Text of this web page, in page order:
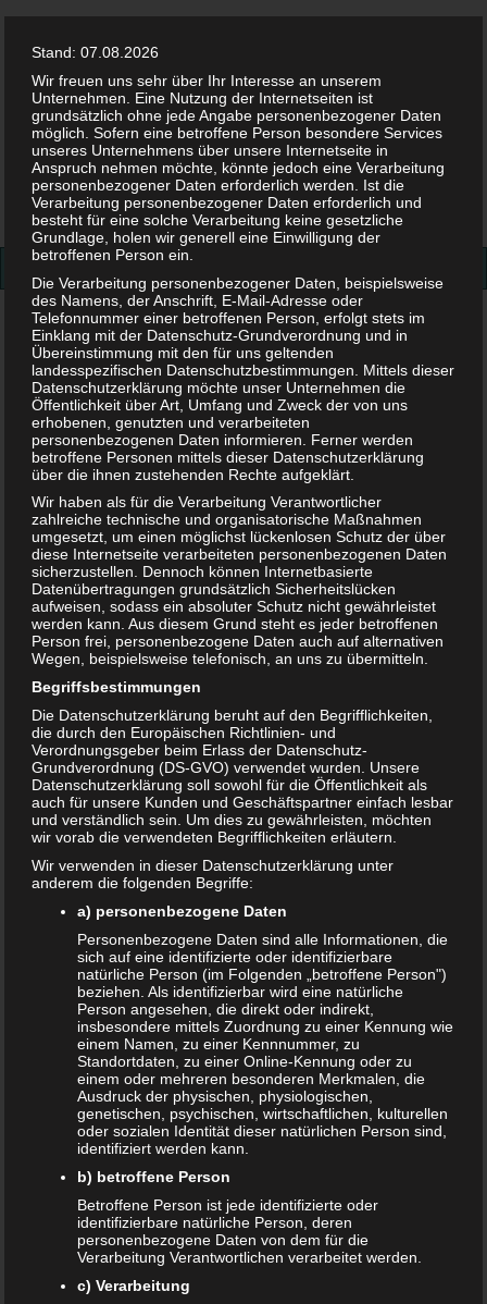
Facebook
Twitter
Suchen
nach:
Vollmacht Sorgerecht
Vollmacht Sorgerecht
24. JULI 2018
Vollmacht Sorgerecht
Bewertung:
Share Post Save
T
e
i
l
e
Redakteur:admin1
Auch interessant:
Beitragsnavigation
← Vollmacht Sorgerecht
Schreibe einen Kommentar
Deine E-Mail-Adresse wird nicht veröffentlicht.
Erforderliche Felder sind mit*markiert
Kommentar*
E-Mail-Adresse*
Stand: 07.08.2026
Wir freuen uns sehr über Ihr Interesse an unserem
Unternehmen. Eine Nutzung der Internetseiten ist
grundsätzlich ohne jede Angabe personenbezogener Daten
möglich. Sofern eine betroffene Person besondere Services
unseres Unternehmens über unsere Internetseite in
Anspruch nehmen möchte, könnte jedoch eine Verarbeitung
personenbezogener Daten erforderlich werden. Ist die
Verarbeitung personenbezogener Daten erforderlich und
besteht für eine solche Verarbeitung keine gesetzliche
Grundlage, holen wir generell eine Einwilligung der
betroffenen Person ein.
Die Verarbeitung personenbezogener Daten, beispielsweise
des Namens, der Anschrift, E-Mail-Adresse oder
Telefonnummer einer betroffenen Person, erfolgt stets im
Einklang mit der Datenschutz-Grundverordnung und in
Übereinstimmung mit den für uns geltenden
landesspezifischen Datenschutzbestimmungen. Mittels dieser
Datenschutzerklärung möchte unser Unternehmen die
Öffentlichkeit über Art, Umfang und Zweck der von uns
erhobenen, genutzten und verarbeiteten
personenbezogenen Daten informieren. Ferner werden
betroffene Personen mittels dieser Datenschutzerklärung
über die ihnen zustehenden Rechte aufgeklärt.
Wir haben als für die Verarbeitung Verantwortlicher
zahlreiche technische und organisatorische Maßnahmen
umgesetzt, um einen möglichst lückenlosen Schutz der über
diese Internetseite verarbeiteten personenbezogenen Daten
sicherzustellen. Dennoch können Internetbasierte
Datenübertragungen grundsätzlich Sicherheitslücken
aufweisen, sodass ein absoluter Schutz nicht gewährleistet
werden kann. Aus diesem Grund steht es jeder betroffenen
Person frei, personenbezogene Daten auch auf alternativen
Wegen, beispielsweise telefonisch, an uns zu übermitteln.
Begriffsbestimmungen
Die Datenschutzerklärung beruht auf den Begrifflichkeiten,
die durch den Europäischen Richtlinien- und
Verordnungsgeber beim Erlass der Datenschutz-
Grundverordnung (DS-GVO) verwendet wurden. Unsere
Datenschutzerklärung soll sowohl für die Öffentlichkeit als
auch für unsere Kunden und Geschäftspartner einfach lesbar
und verständlich sein. Um dies zu gewährleisten, möchten
wir vorab die verwendeten Begrifflichkeiten erläutern.
Wir verwenden in dieser Datenschutzerklärung unter
anderem die folgenden Begriffe:
a) personenbezogene Daten
Personenbezogene Daten sind alle Informationen, die
sich auf eine identifizierte oder identifizierbare
natürliche Person (im Folgenden „betroffene Person")
beziehen. Als identifizierbar wird eine natürliche
Person angesehen, die direkt oder indirekt,
insbesondere mittels Zuordnung zu einer Kennung wie
einem Namen, zu einer Kennnummer, zu
Standortdaten, zu einer Online-Kennung oder zu
einem oder mehreren besonderen Merkmalen, die
Ausdruck der physischen, physiologischen,
genetischen, psychischen, wirtschaftlichen, kulturellen
oder sozialen Identität dieser natürlichen Person sind,
identifiziert werden kann.
b) betroffene Person
Betroffene Person ist jede identifizierte oder
identifizierbare natürliche Person, deren
personenbezogene Daten von dem für die
Verarbeitung Verantwortlichen verarbeitet werden.
c) Verarbeitung